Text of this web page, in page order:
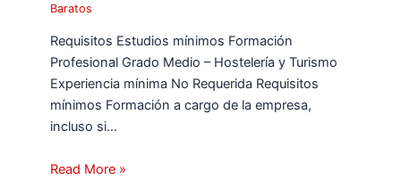
Baratos
Requisitos Estudios mínimos Formación
Profesional Grado Medio – Hostelería y Turismo
Experiencia mínima No Requerida Requisitos
mínimos Formación a cargo de la empresa,
incluso si…
Read More »